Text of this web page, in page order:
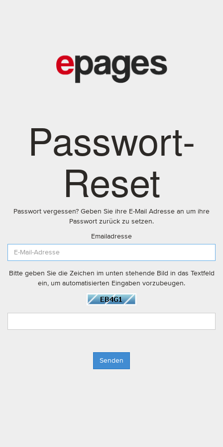
Passwort-
Reset
Passwort vergessen? Geben Sie ihre E-Mail Adresse an um ihre
Passwort zurück zu setzen.
Emailadresse
Bitte geben Sie die Zeichen im unten stehende Bild in das Textfeld
ein, um automatisierten Eingaben vorzubeugen.
Senden